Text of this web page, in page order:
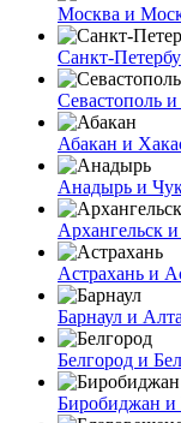
Москва и
Санкт-
Севастополь
Абакан и
Анадырь и
Архангельск
Астрахань и
Барнаул и
Белгород и
Биробиджан и